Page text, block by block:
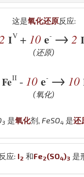
这是氧化还原反应:
2 IV + 10 e- → 2 I
(还原)
FeII - 10 e- → 10
(氧化)
3 是氧化剂, FeSO4 是还
应: I2 和Fe2(SO4)3 是